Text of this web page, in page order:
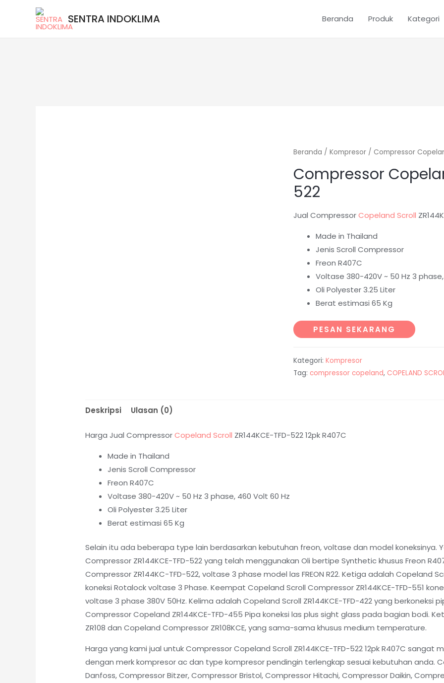
SENTRA INDOKLIMA Beranda Produk Kategori
Beranda /Kompresor / Compressor
Compressor
522
Jual CompressorCopeland Scroll
Made in Thailand
Jenis Scroll Compressor
Freon R407C
Voltase 380-420V ~ 50 Hz 3
Oli Polyester 3.25 Liter
Berat estimasi 65 Kg
PESAN SEKARANG
Kategori:Kompresor
Tag: compressor copeland, COPELAND
Deskripsi Ulasan (0)
Harga Jual CompressorCopeland Scroll ZR144KCE-TFD-522 12pk R407C
Made in Thailand
Jenis Scroll Compressor
Freon R407C
Voltase 380-420V ~ 50 Hz 3 phase, 460 Volt 60 Hz
Oli Polyester 3.25 Liter
Berat estimasi 65 Kg
Selain itu ada beberapa type lain berdasarkan kebutuhan freon, voltase dan model koneksinya.
Compressor ZR144KCE-TFD-522 yang telah menggunakan Oli bertipe Synthetic khusus Freon
Compressor ZR144KC-TFD-522, voltase 3 phase model las FREON R22. Ketiga adalah Copeland
koneksi Rotalock voltase 3 Phase. Keempat Copeland Scroll Compressor ZR144KCE-TFD-551
voltase 3 phase 380V 50Hz. Kelima adalah Copeland Scroll ZR144KCE-TFD-422 yang berkoneksi
Compressor Copeland ZR144KCE-TFD-455 Pipa koneksi las plus sight glass pada bagian bodi.
ZR108 dan Copeland Compressor ZR108KCE, yang sama-sama khusus medium temperature.
Harga yang kami jual untuk Compressor Copeland Scroll ZR144KCE-TFD-522 12pk R407C sangat
dengan merk kompresor ac dan type kompresor pendingin terlengkap sesuai kebutuhan anda.
Danfoss, Compressor Bitzer, Compressor Bristol, Compressor Hitachi, Compressor Daikin,